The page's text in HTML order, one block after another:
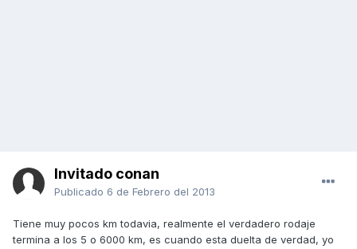
Invitado conan
Publicado 6 de Febrero del 2013
Tiene muy pocos km todavia, realmente el verdadero rodaje
termina a los 5 o 6000 km, es cuando esta duelta de verdad, yo